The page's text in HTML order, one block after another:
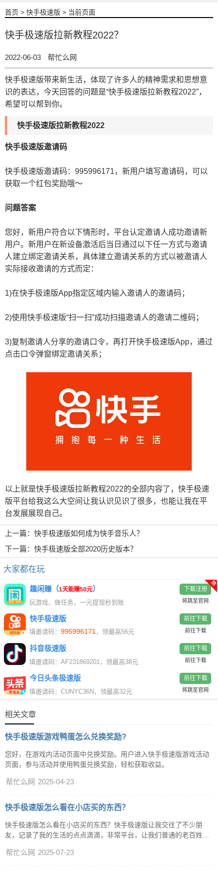
首页 > 快手极速版 > 当前页面
快手极速版拉新教程2022？
2022-06-03 帮忙么网
快手极速版带来新生活，体现了许多人的精神需求和思想意
识的表达，今天回答的问题是“快手极速版拉新教程2022”，
希望可以帮到你。
快手极速版拉新教程2022
快手极速版邀请码
快手极速版邀请码 ：995996171，新用户填写邀请码，可以
获取一个红包奖励哦～
问题答案
您好，新用户符合以下情形时，平台认定邀请人成功邀请新
用户。新用户在新设备激活后当日通过以下任一方式与邀请
人建立绑定邀请关系，具体建立邀请关系的方式以被邀请人
实际接收邀请的方式而定：
1)在快手极速版App指定区域内输入邀请人的邀请码；
2)使用快手极速版“扫一扫”成功扫描邀请人的邀请二维码；
3)复制邀请人分享的邀请口令，再打开快手极速版App，通过
点击口令弹窗绑定邀请关系；
以上就是快手极速版拉新教程2022的全部内容了，快手极速
版平台给我这么大空间让我认识见识了很多，也能让我在平
台发展展现自己。
上一篇： 快手极速版如何成为快手音乐人？
下一篇： 快手极速版全部2020历史版本？
大家都在玩
趣闲赚（1天能赚50元）
玩游戏、做任务，一元提现秒到账
下载注册
将跳至官网
热
快手极速版
填邀请码： 995996171，领最高56元
前往下载
前往下载
抖音极速版
填邀请码：AF231869201，领最高38元
前往下载
前往下载
今日头条极速版
填邀请码：CUNYC36N，领最高32元
前往下载
将跳至官网
相关文章
快手极速版游戏鸭蛋怎么兑换奖励?
您好，在游戏内活动页面中兑换奖励。用户进入快手极速版游戏活动
页面，参与活动并使用鸭蛋兑换奖励，轻松获取收益。
帮忙么网 2025-04-23
快手极速版怎么看在小店买的东西？
快手极速版怎么看在小店买的东西？快手极速版让我交往了不少朋
友，记录了我的生活的点点滴滴，非常平台，让我们普通的老百姓有
东西”，让你更加的了解快手极速版，下面来看一下答案吧。快手极速
帮忙么网 2025-07-23